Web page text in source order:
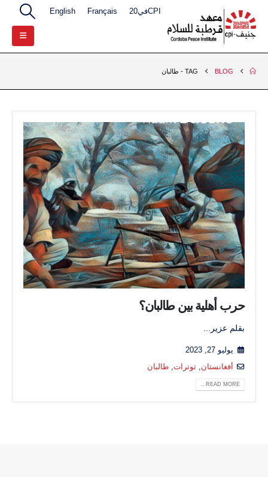
CPIفي20 Français
English
BLOG
TAG - طالبان
حرب أهلية بين طالبان؟
بقلم عزير...
يوليو 27, 2023
أفغانستان, توترات, طالبان
READ MORE...